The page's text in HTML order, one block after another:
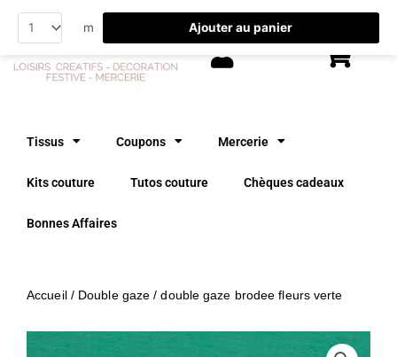
contenu
Tissus Coupons Mercerie
Kits couture Tutos couture Chèques cadeaux
Bonnes Affaires
Accueil/ Double gaze / double gaze brodee fleurs verte
m Ajouter au panier